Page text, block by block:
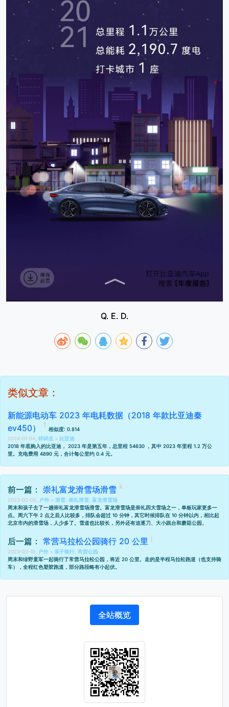
Q. E. D.
类似文章：
新能源电动车 2023 年电耗数据（2018 年款比亚迪秦
ev450）
相似度: 0.814
2024-01-04, 碎碎念 » 比亚迪
2018 年底购入的比亚迪， 2023 年是第五年，总里程 54630 ，其中 2023 年里程 1.2 万公
里。充电费用 4890 元，合计每公里约 0.4 元。
前一篇： 崇礼富龙滑雪场滑雪
2023-02-05, 户外 » 滑雪, 崇礼滑雪, 富龙滑雪场
周末和孩子去了一趟崇礼富龙滑雪场滑雪。富龙滑雪场是崇礼四大雪场之一，单板玩家更多一
点。周六下午 2 点之后人比较多，排队会超过 10 分钟，其它时候排队在 10 分钟以内，相比起
北京市内的滑雪场，人少多了。雪道也比较长，另外还有追逐刀、大小跳台和蘑菇公园。
后一篇： 常营马拉松公园骑行 20 公里
2023-02-19, 户外 » 亲子骑行, 常营公园
周末和绿野童军一起骑行了常营马拉松公园，将近 20 公里。走的是半程马拉松跑道（也支持骑
车），全程红色塑胶跑道，部分路段略有小起伏。
全站概览